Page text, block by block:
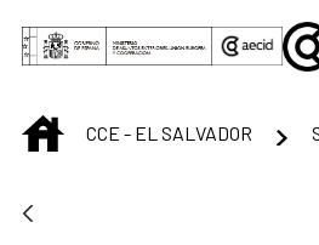
Saltar al contenido principal
INICIOCCE - EL SALVADOR